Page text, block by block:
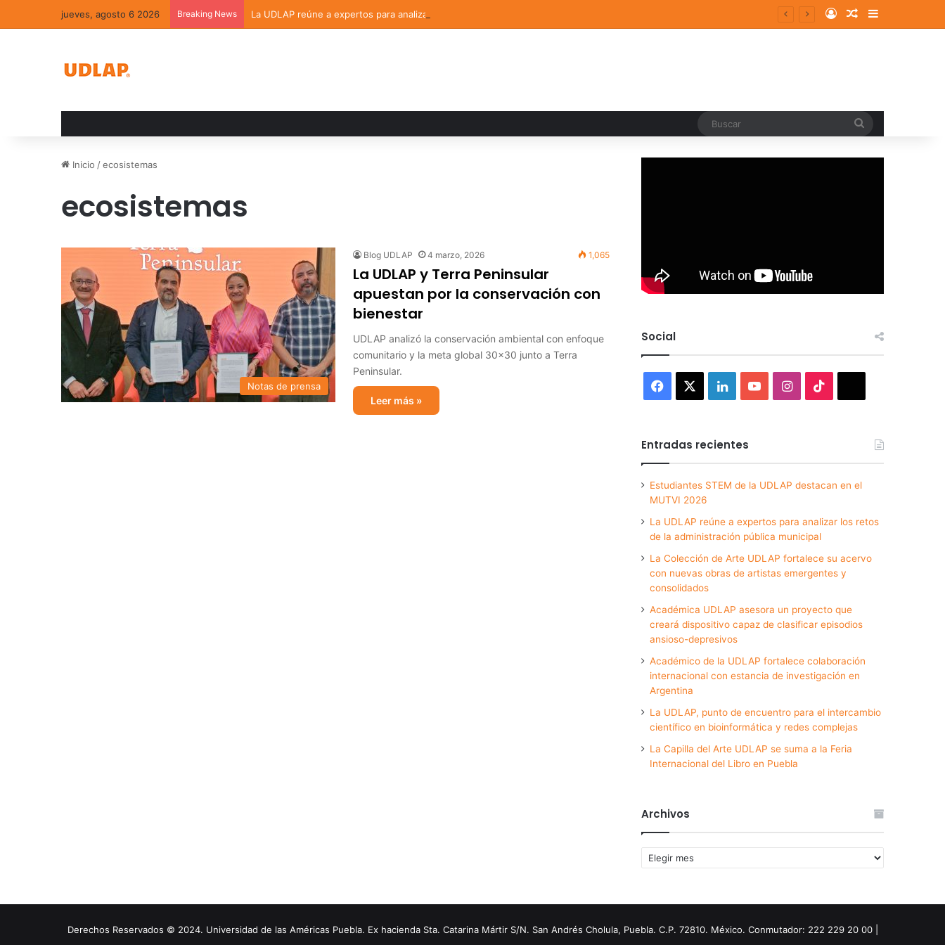
jueves, agosto 6 2026 Breaking News La UDLAP reúne a expertos para analizar los retos de la administración pública municipal Log InRandom Article
Sidebar
Inicio /ecosistemas
ecosistemas
Notas de prensa
Blog UDLAP 4 marzo, 2026 1,065
La UDLAP y Terra Peninsular
apuestan por la conservación con
bienestar
UDLAP analizó la conservación ambiental con enfoque
comunitario y la meta global 30x30 junto a Terra
Peninsular.
Leer más »
Social
Facebook LinkedInYouTubeInstagram
Entradas recientes
Estudiantes STEM de la UDLAP destacan en el
MUTVI 2026
La UDLAP reúne a expertos para analizar los retos
de la administración pública municipal
La Colección de Arte UDLAP fortalece su acervo
con nuevas obras de artistas emergentes y
consolidados
Académica UDLAP asesora un proyecto que
creará dispositivo capaz de clasificar episodios
ansioso-depresivos
Académico de la UDLAP fortalece colaboración
internacional con estancia de investigación en
Argentina
La UDLAP, punto de encuentro para el intercambio
científico en bioinformática y redes complejas
La Capilla del Arte UDLAP se suma a la Feria
Internacional del Libro en Puebla
Archivos
Archivos
Derechos Reservados © 2024. Universidad de las Américas Puebla. Ex hacienda Sta. Catarina Mártir S/N. San Andrés Cholula, Puebla. C.P. 72810. México. Conmutador: 222 229 20 00 |